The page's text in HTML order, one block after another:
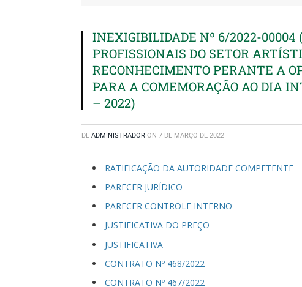
INEXIGIBILIDADE Nº 6/2022-00004
PROFISSIONAIS DO SETOR
RECONHECIMENTO PERANTE A
PARA A COMEMORAÇÃO AO DIA
– 2022)
DE ADMINISTRADOR ON 7 DE MARÇO DE 2022
RATIFICAÇÃO DA AUTORIDADE COMPETENTE
PARECER JURÍDICO
PARECER CONTROLE INTERNO
JUSTIFICATIVA DO PREÇO
JUSTIFICATIVA
CONTRATO Nº 468/2022
CONTRATO Nº 467/2022